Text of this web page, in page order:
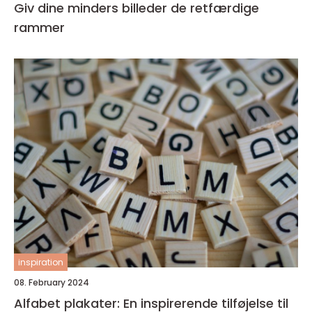
Giv dine minders billeder de retfærdige
rammer
inspiration
08. February 2024
Alfabet plakater: En inspirerende tilføjelse til